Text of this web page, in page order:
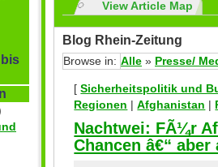
View Article Map
Blog Rhein-Zeitung
Browse in: Alle » Presse/
[Sicherheitspolitik und
Regionen |Afghanistan |
Nachtwei: FÃ¼r
Chancen â€“